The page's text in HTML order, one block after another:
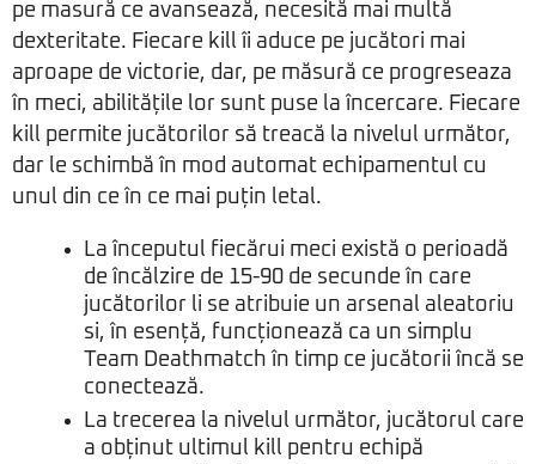
pe masură ce avansează, necesită mai multă
dexteritate. Fiecare kill îi aduce pe jucători mai
aproape de victorie, dar, pe măsură ce progreseaza
în meci, abilitățile lor sunt puse la încercare. Fiecare
kill permite jucătorilor să treacă la nivelul următor,
dar le schimbă în mod automat echipamentul cu
unul din ce în ce mai puțin letal.
La începutul fiecărui meci există o perioadă
de încălzire de 15-90 de secunde în care
jucătorilor li se atribuie un arsenal aleatoriu
si, în esență, funcționează ca un simplu
Team Deathmatch în timp ce jucătorii încă se
conectează.
La trecerea la nivelul următor, jucătorul care
a obținut ultimul kill pentru echipă